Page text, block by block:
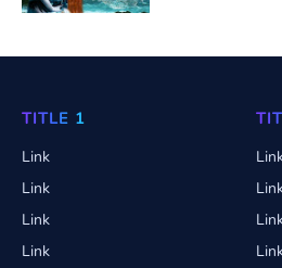
TITLE 1
Link
Link
Link
Link